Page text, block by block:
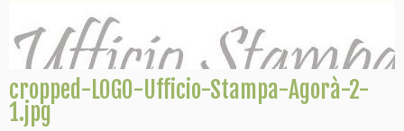
cropped-LOGO-Ufficio-Stampa-Agorà-2-
1.jpg